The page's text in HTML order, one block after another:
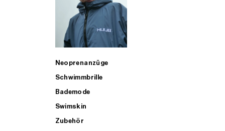
Neoprenanzüge
Schwimmbrille
Bademode
Swimskin
Zubehör